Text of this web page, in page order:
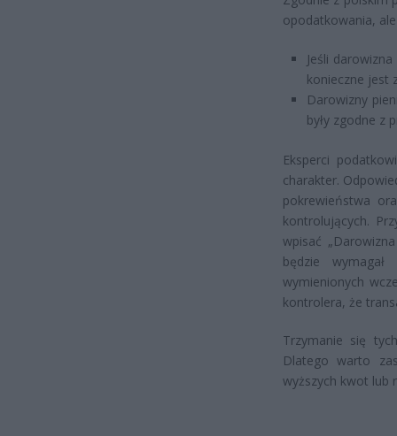
opodatkowania,
Jeśli
konieczne jest
Darowizny
były zgodne z
Eksperci
charakter.
pokrewieństwa
kontrolujących.
wpisać
będzie
wymienionych
kontrolera, że
Trzymanie się
Dlatego warto
wyższych kwot lub